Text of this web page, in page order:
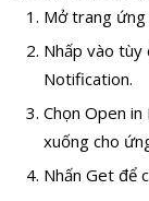
Mở trang
Nhấp vào
Notification.
Chọn Open
xuống cho
Nhấn Get để